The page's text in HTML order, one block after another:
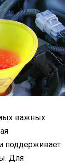
важных
поддерживает
Для